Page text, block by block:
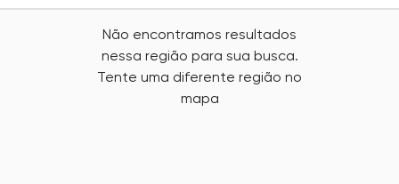
Não encontramos resultados
nessa região para sua busca.
Tente uma diferente região no
mapa